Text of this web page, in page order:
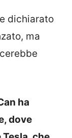
dichiarato
ma
ha
dove